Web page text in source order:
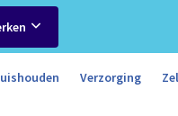
Verzorging